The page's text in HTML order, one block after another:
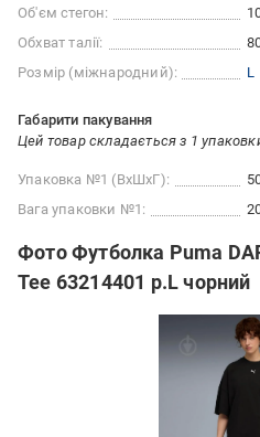
Об'єм стегон:
Обхват талії:
Розмір (міжнародний):
L
Габарити пакування
Цей товар складається з 1
Упаковка №1 (ВхШхГ):
Вага упаковки №1:
Фото Футболка Puma
Tee 63214401 р.L чорний